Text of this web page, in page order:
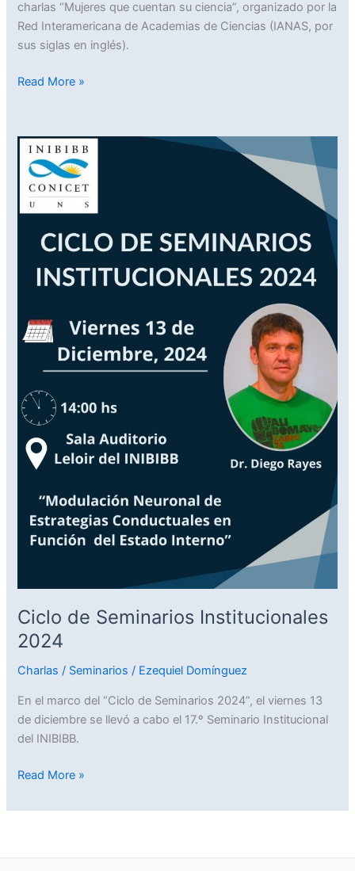
charlas “Mujeres que cuentan su ciencia”, organizado por la
Red Interamericana de Academias de Ciencias (IANAS, por
sus siglas en inglés).
Read More »
Ciclo de Seminarios Institucionales
2024
Charlas / Seminarios / Ezequiel Domínguez
En el marco del “Ciclo de Seminarios 2024”, el viernes 13
de diciembre se llevó a cabo el 17.º Seminario Institucional
del INIBIBB.
Ciclo
de
Seminarios
Institucionales
Read More »